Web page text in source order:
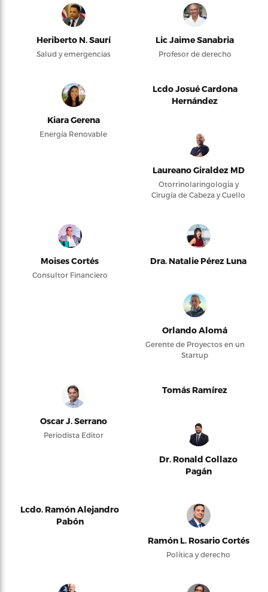
Heriberto N. Saurí
Salud y emergencias
Lic Jaime Sanabria
Profesor de derecho
Kiara Gerena
Energía Renovable
Lcdo Josué Cardona
Hernández
Laureano Giraldez MD
Otorrinolaringología y
Cirugía de Cabeza y Cuello
Moises Cortés
Consultor Financiero
Dra. Natalie Pérez Luna
Orlando Alomá
Gerente de Proyectos en un
Startup
Oscar J. Serrano
Periodista Editor
Tomás Ramírez
Dr. Ronald Collazo
Pagán
Lcdo. Ramón Alejandro
Pabón
Ramón L. Rosario Cortés
Política y derecho